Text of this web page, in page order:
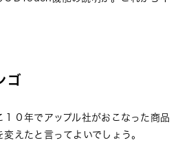
ゴ
０年でアップル社がおこなった商品
えたと言ってよいでしょう。